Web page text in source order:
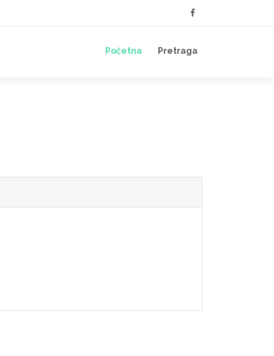
Početna Pretraga